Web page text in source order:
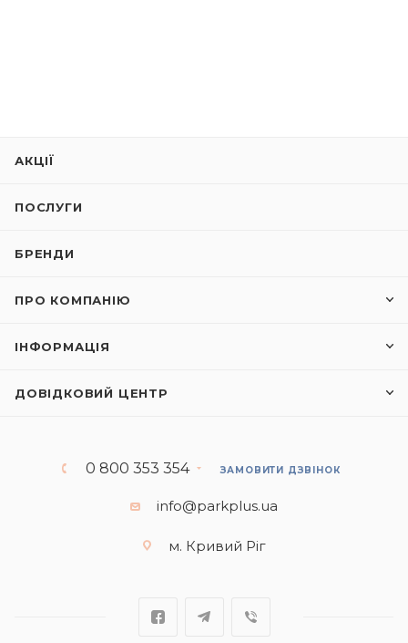
АКЦІЇ
ПОСЛУГИ
БРЕНДИ
ПРО КОМПАНІЮ
ІНФОРМАЦІЯ
ДОВІДКОВИЙ ЦЕНТР
0 800 353 354 ЗАМОВИТИ ДЗВІНОК
info@parkplus.ua
м. Кривий Ріг